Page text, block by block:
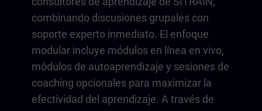
combinando discusiones grupales con
soporte experto inmediato. El enfoque
modular incluye módulos en línea en vivo,
módulos de autoaprendizaje y sesiones de
coaching opcionales para maximizar la
efectividad del aprendizaje. A través de